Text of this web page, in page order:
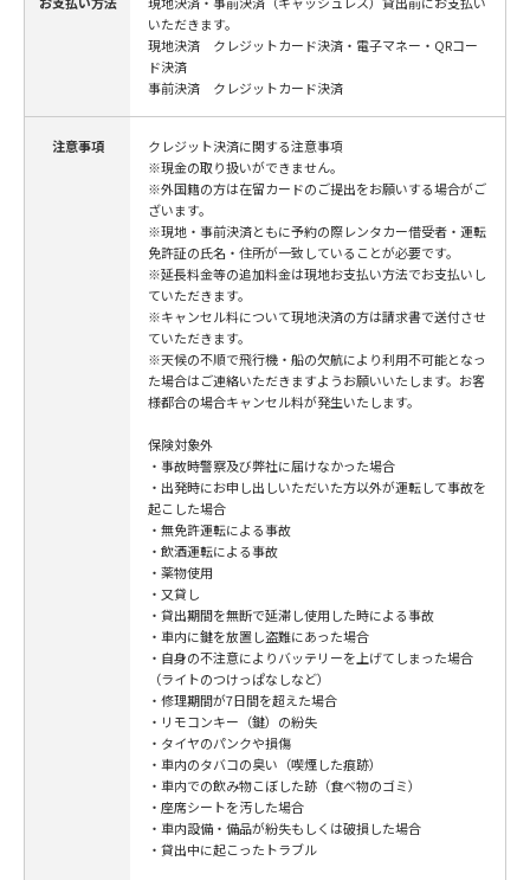
いただきます。
現地決済 クレジットカード決済・電子マネー・QRコー
ド決済
事前決済 クレジットカード決済
注意事項
クレジット決済に関する注意事項
※現金の取り扱いができません。
※外国籍の方は在留カードのご提出をお願いする場合がご
ざいます。
※現地・事前決済ともに予約の際レンタカー借受者・運転
免許証の氏名・住所が一致していることが必要です。
※延長料金等の追加料金は現地お支払い方法でお支払いし
ていただきます。
※キャンセル料について現地決済の方は請求書で送付させ
ていただきます。
※天候の不順で飛行機・船の欠航により利用不可能となっ
た場合はご連絡いただきますようお願いいたします。お客
様都合の場合キャンセル料が発生いたします。
保険対象外
・事故時警察及び弊社に届けなかった場合
・出発時にお申し出しいただいた方以外が運転して事故を
起こした場合
・無免許運転による事故
・飲酒運転による事故
・薬物使用
・又貸し
・貸出期間を無断で延滞し使用した時による事故
・車内に鍵を放置し盗難にあった場合
・自身の不注意によりバッテリーを上げてしまった場合
（ライトのつけっぱなしなど）
・修理期間が7日間を超えた場合
・リモコンキー（鍵）の紛失
・タイヤのパンクや損傷
・車内のタバコの臭い（喫煙した痕跡）
・車内での飲み物こぼした跡（食べ物のゴミ）
・座席シートを汚した場合
・車内設備・備品が紛失もしくは破損した場合
・貸出中に起こったトラブル